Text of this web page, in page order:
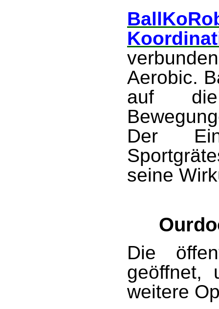
Aerobic.
auf die
Der
seine
Die
geöffnet,
weitere